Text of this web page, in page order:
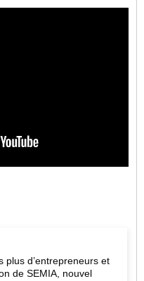
plus d’entrepreneurs et
de SEMIA, nouvel